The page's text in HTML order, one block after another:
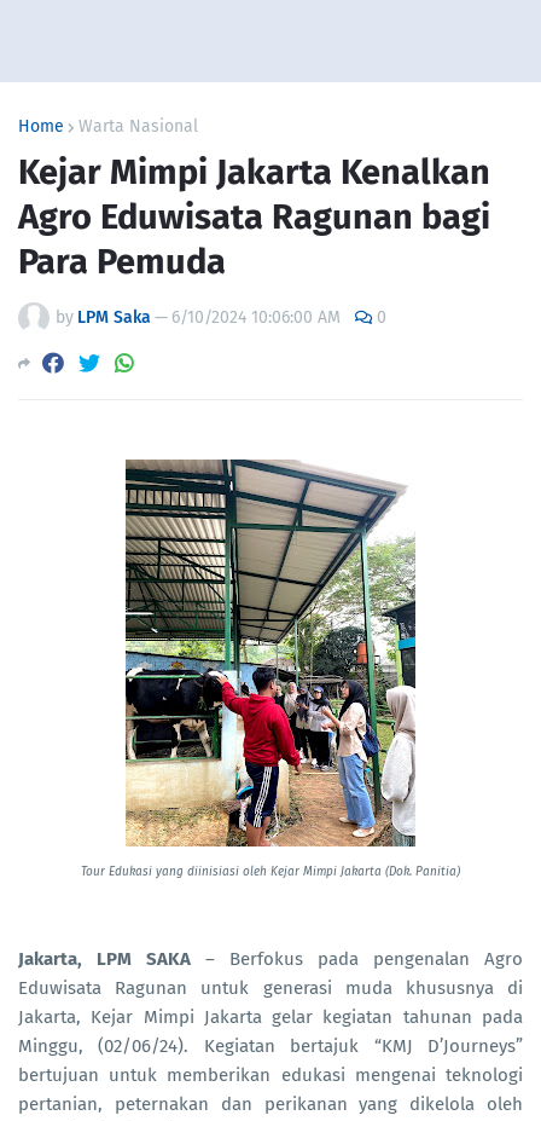
Home Warta Nasional
Kejar Mimpi Jakarta Kenalkan
Agro Eduwisata Ragunan bagi
Para Pemuda
by LPM Saka — 6/10/2024 10:06:00 AM 0
Tour Edukasi yang diinisiasi oleh Kejar Mimpi Jakarta (Dok. Panitia)
Jakarta, LPM SAKA – Berfokus pada pengenalan Agro
Eduwisata Ragunan untuk generasi muda khususnya di
Jakarta, Kejar Mimpi Jakarta gelar kegiatan tahunan pada
Minggu, (02/06/24). Kegiatan bertajuk “KMJ D’Journeys”
bertujuan untuk memberikan edukasi mengenai teknologi
pertanian, peternakan dan perikanan yang dikelola oleh